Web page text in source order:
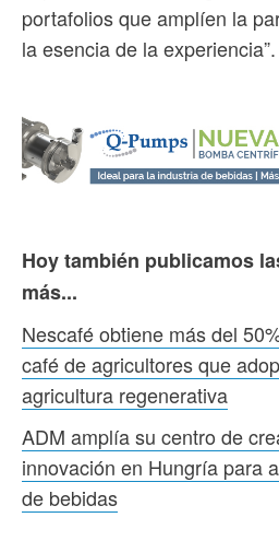
portafolios que amplíen la
la esencia de la experiencia”.
Hoy también publicamos
más...
Nescafé obtiene más del
café de agricultores que
agricultura regenerativa
ADM amplía su centro de
innovación en Hungría para
de bebidas